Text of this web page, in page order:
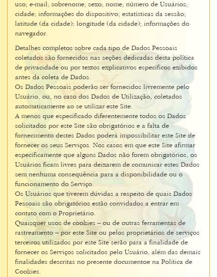
uso; e-mail; sobrenome; sexo; nome; número de Usuários;
cidade; informações do dispositivo; estatísticas da sessão;
latitude (da cidade); longitude (da cidade); informações do
navegador.
Detalhes completos sobre cada tipo de Dados Pessoais
coletados são fornecidos nas seções dedicadas desta política
de privacidade ou por textos explicativos específicos exibidos
antes da coleta de Dados.
Os Dados Pessoais poderão ser fornecidos livremente pelo
Usuário, ou, no caso dos Dados de Utilização, coletados
automaticamente ao se utilizar este Site.
A menos que especificado diferentemente todos os Dados
solicitados por este Site são obrigatórios e a falta de
fornecimento destes Dados poderá impossibilitar este Site de
fornecer os seus Serviços. Nos casos em que este Site afirmar
especificamente que alguns Dados não forem obrigatórios, os
Usuários ficam livres para deixarem de comunicar estes Dados
sem nenhuma consequência para a disponibilidade ou o
funcionamento do Serviço.
Os Usuários que tiverem dúvidas a respeito de quais Dados
Pessoais são obrigatórios estão convidados a entrar em
contato com o Proprietário.
Quaisquer usos de cookies – ou de outras ferramentas de
rastreamento – por este Site ou pelos proprietários de serviços
terceiros utilizados por este Site serão para a finalidade de
fornecer os Serviços solicitados pelo Usuário, além das demais
finalidades descritas no presente documentoe na Política de
Cookies.